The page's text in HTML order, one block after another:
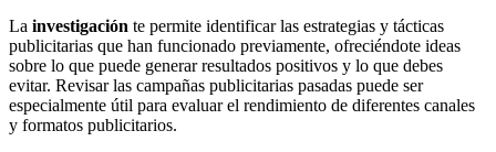
La investigación te permite identificar las estrategias y tácticas
publicitarias que han funcionado previamente, ofreciéndote ideas
sobre lo que puede generar resultados positivos y lo que debes
evitar. Revisar las campañas publicitarias pasadas puede ser
especialmente útil para evaluar el rendimiento de diferentes canales
y formatos publicitarios.